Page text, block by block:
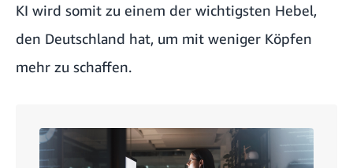
KI wird somit zu einem der wichtigsten Hebel,
den Deutschland hat, um mit weniger Köpfen
mehr zu schaffen.